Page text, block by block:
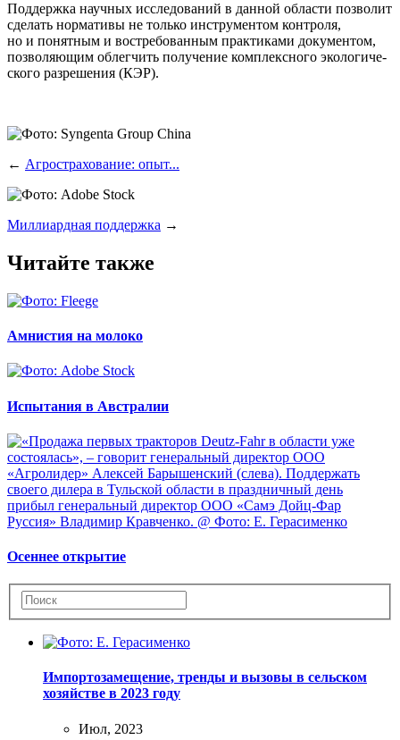
Под­держ­ка науч­ных иссле­до­ва­ний в дан­ной обла­сти поз­во­лит
сде­лать нор­ма­ти­вы не толь­ко инстру­мен­том кон­тро­ля,
но и понят­ным и вос­тре­бо­ван­ным прак­ти­ка­ми доку­мен­том,
поз­во­ля­ю­щим облег­чить полу­че­ние ком­плекс­но­го эко­ло­ги­че­
ско­го раз­ре­ше­ния (КЭР).
← Агрострахование: опыт...
Миллиардная поддержка →
Читайте также
Амнистия на молоко
Испытания в Австралии
Осеннее открытие
Импортозамещение, тренды и вызовы в сельском
хозяйстве в 2023 году
Июл, 2023